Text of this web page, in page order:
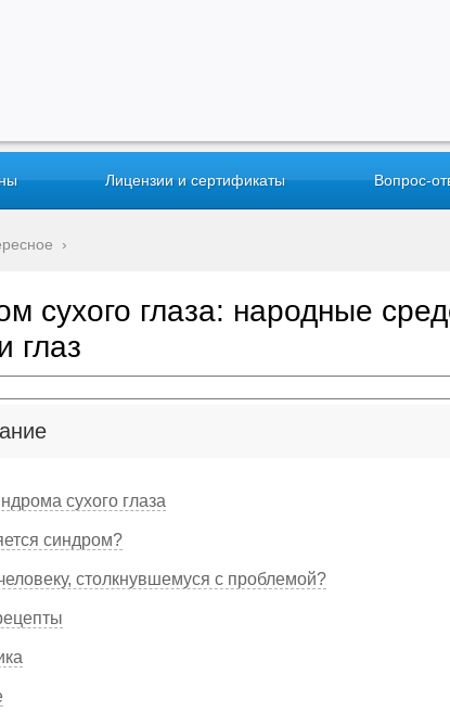
Лицензии и сертификаты Вопрос-
›
сухого глаза: народные
глаз
сухого глаза
синдром?
столкнувшемуся с проблемой?